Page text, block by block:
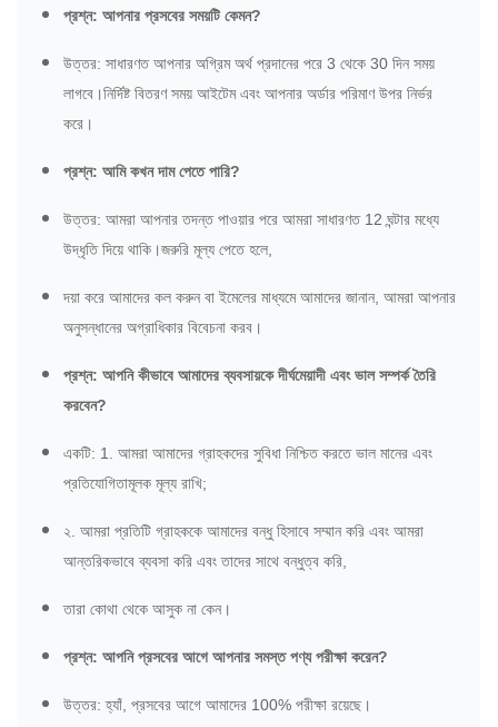
প্রশ্ন: আপনার প্রসবের সময়টি কেমন?
উত্তর: সাধারণত আপনার অগ্রিম অর্থ প্রদানের পরে 3 থেকে 30 দিন সময়
লাগবে।নির্দিষ্ট বিতরণ সময় আইটেম এবং আপনার অর্ডার পরিমাণ উপর নির্ভর
করে।
প্রশ্ন: আমি কখন দাম পেতে পারি?
উত্তর: আমরা আপনার তদন্ত পাওয়ার পরে আমরা সাধারণত 12 ঘন্টার মধ্যে
উদ্ধৃতি দিয়ে থাকি।জরুরি মূল্য পেতে হলে,
দয়া করে আমাদের কল করুন বা ইমেলের মাধ্যমে আমাদের জানান, আমরা আপনার
অনুসন্ধানের অগ্রাধিকার বিবেচনা করব।
প্রশ্ন: আপনি কীভাবে আমাদের ব্যবসায়কে দীর্ঘমেয়াদী এবং ভাল সম্পর্ক তৈরি
করবেন?
একটি: 1. আমরা আমাদের গ্রাহকদের সুবিধা নিশ্চিত করতে ভাল মানের এবং
প্রতিযোগিতামূলক মূল্য রাখি;
২. আমরা প্রতিটি গ্রাহককে আমাদের বন্ধু হিসাবে সম্মান করি এবং আমরা
আন্তরিকভাবে ব্যবসা করি এবং তাদের সাথে বন্ধুত্ব করি,
তারা কোথা থেকে আসুক না কেন।
প্রশ্ন: আপনি প্রসবের আগে আপনার সমস্ত পণ্য পরীক্ষা করেন?
উত্তর: হ্যাঁ, প্রসবের আগে আমাদের 100% পরীক্ষা রয়েছে।